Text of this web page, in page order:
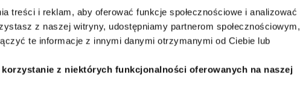
treści i reklam, aby oferować funkcje społecznościowe i analizować
z naszej witryny, udostępniamy partnerom społecznościowym,
te informacje z innymi danymi otrzymanymi od Ciebie lub
z niektórych funkcjonalności oferowanych na naszej